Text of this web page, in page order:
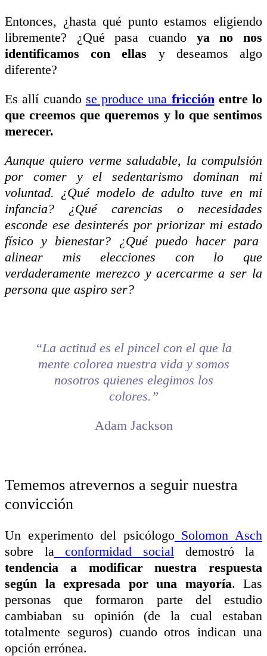
Entonces, ¿hasta qué punto estamos eligiendo
libremente? ¿Qué pasa cuando ya no nos
identificamos con ellas y deseamos algo
diferente?
Es allí cuando se produce una fricción entre lo
que creemos que queremos y lo que sentimos
merecer.
Aunque quiero verme saludable, la compulsión
por comer y el sedentarismo dominan mi
voluntad. ¿Qué modelo de adulto tuve en mi
infancia? ¿Qué carencias o necesidades
esconde ese desinterés por priorizar mi estado
físico y bienestar? ¿Qué puedo hacer para
alinear mis elecciones con lo que
verdaderamente merezco y acercarme a ser la
persona que aspiro ser?
“La actitud es el pincel con el que la
mente colorea nuestra vida y somos
nosotros quienes elegimos los
colores.”
Adam Jackson
Tememos atrevernos a seguir nuestra
convicción
Un experimento del psicólogo Solomon Asch
sobre la
conformidad social demostró la
tendencia a modificar nuestra respuesta
según la expresada por una mayoría. Las
personas que formaron parte del estudio
cambiaban su opinión (de la cual estaban
totalmente seguros) cuando otros indican una
opción errónea.